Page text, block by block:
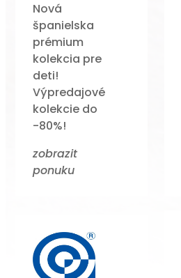
Nová
španielska
prémium
kolekcia pre
deti!
Výpredajové
kolekcie do
-80%!
zobrazit
ponuku